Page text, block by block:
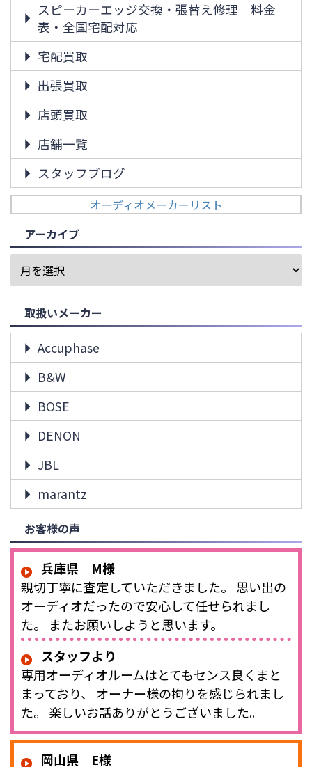
スピーカーエッジ交換・張替え修理｜料金
表・全国宅配対応
宅配買取
出張買取
店頭買取
店舗一覧
スタッフブログ
オーディオメーカーリスト
アーカイブ
取扱いメーカー
Accuphase
B&W
BOSE
DENON
JBL
marantz
お客様の声
兵庫県 M様
親切丁寧に査定していただきました。 思い出の
オーディオだったので安心して任せられまし
た。 またお願いしようと思います。
スタッフより
専用オーディオルームはとてもセンス良くまと
まっており、 オーナー様の拘りを感じられまし
た。 楽しいお話ありがとうございました。
岡山県 E様